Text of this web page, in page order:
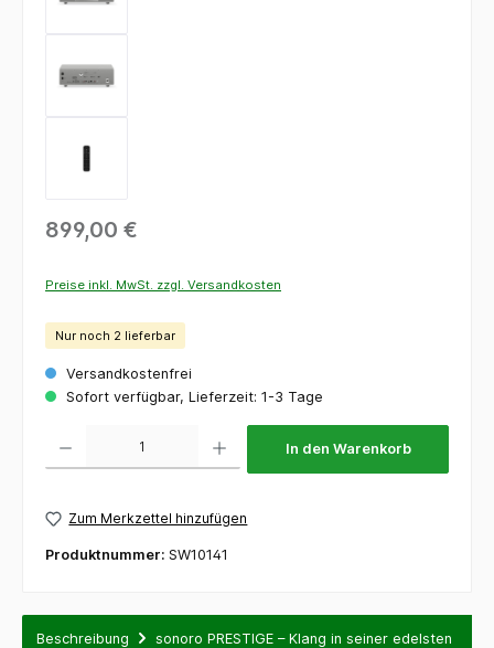
899,00 €
Preise inkl. MwSt. zzgl. Versandkosten
Nur noch 2 lieferbar
Versandkostenfrei
Sofort verfügbar, Lieferzeit: 1-3 Tage
In den Warenkorb
Zum Merkzettel hinzufügen
Produktnummer: SW10141
Beschreibung
sonoro PRESTIGE – Klang in seiner edelsten